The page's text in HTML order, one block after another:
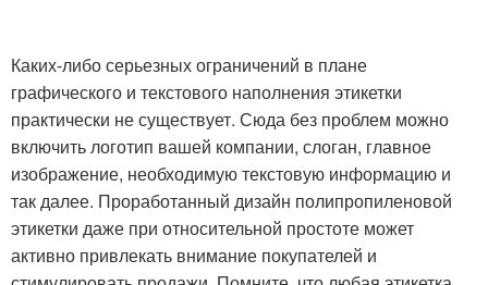
Каких-либо серьезных ограничений в плане
графического и текстового наполнения этикетки
практически не существует. Сюда без проблем можно
включить логотип вашей компании, слоган, главное
изображение, необходимую текстовую информацию и
так далее. Проработанный дизайн полипропиленовой
этикетки даже при относительной простоте может
активно привлекать внимание покупателей и